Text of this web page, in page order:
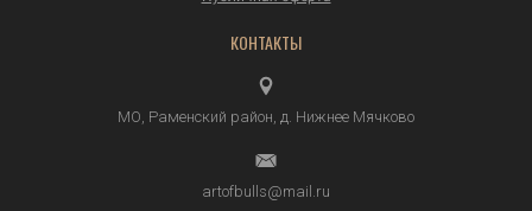
КОНТАКТЫ
МО, Раменский район, д. Нижнее Мячково
artofbulls@mail.ru